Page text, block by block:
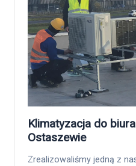
Klimatyzacja do
Ostaszewie
Zrealizowaliśmy jedną z